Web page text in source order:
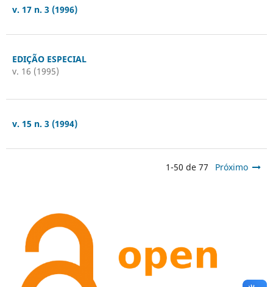
v. 17 n. 3 (1996)
EDIÇÃO ESPECIAL
v. 16 (1995)
v. 15 n. 3 (1994)
1-50 de 77 Próximo